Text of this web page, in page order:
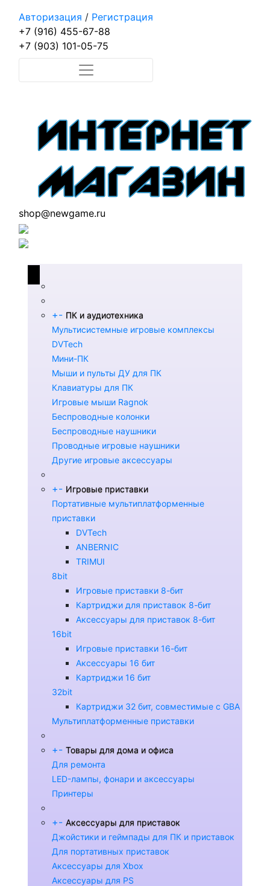
Авторизация / Регистрация
+7 (916) 455-67-88
+7 (903) 101-05-75
shop@newgame.ru
+- ПК и аудиотехника
Мультисистемные игровые комплексы
DVTech
Мини-ПК
Мыши и пульты ДУ для ПК
Клавиатуры для ПК
Игровые мыши Ragnok
Беспроводные колонки
Беспроводные наушники
Проводные игровые наушники
Другие игровые аксессуары
+- Игровые приставки
Портативные мультиплатформенные
приставки
DVTech
ANBERNIC
TRIMUI
8bit
Игровые приставки 8-бит
Картриджи для приставок 8-бит
Аксессуары для приставок 8-бит
16bit
Игровые приставки 16-бит
Аксессуары 16 бит
Картриджи 16 бит
32bit
Картриджи 32 бит, совместимые с GBA
Мультиплатформенные приставки
+- Товары для дома и офиса
Для ремонта
LED-лампы, фонари и аксессуары
Принтеры
+- Аксессуары для приставок
Джойстики и геймпады для ПК и приставок
Для портативных приставок
Аксессуары для Xbox
Аксессуары для PS